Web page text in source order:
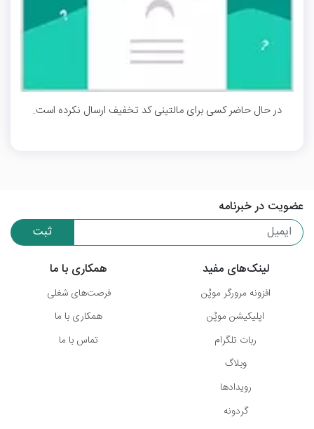
در حال حاضر کسی برای مالتینی کد تخفیف ارسال نکرده است.
عضویت در خبرنامه
ثبت
لینک‌های مفید
افزونه مرورگر موپُن
اپلیکیشن موپُن
ربات تلگرام
وبلاگ
رویدادها
گردونه
همکاری با ما
فرصت‌های شغلی
همکاری با ما
تماس با ما